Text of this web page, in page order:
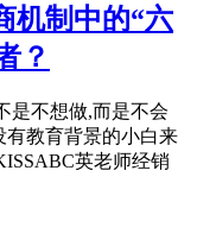
机制中的“六
？
是不想做,而是不会
有教育背景的小白来
英老师经销